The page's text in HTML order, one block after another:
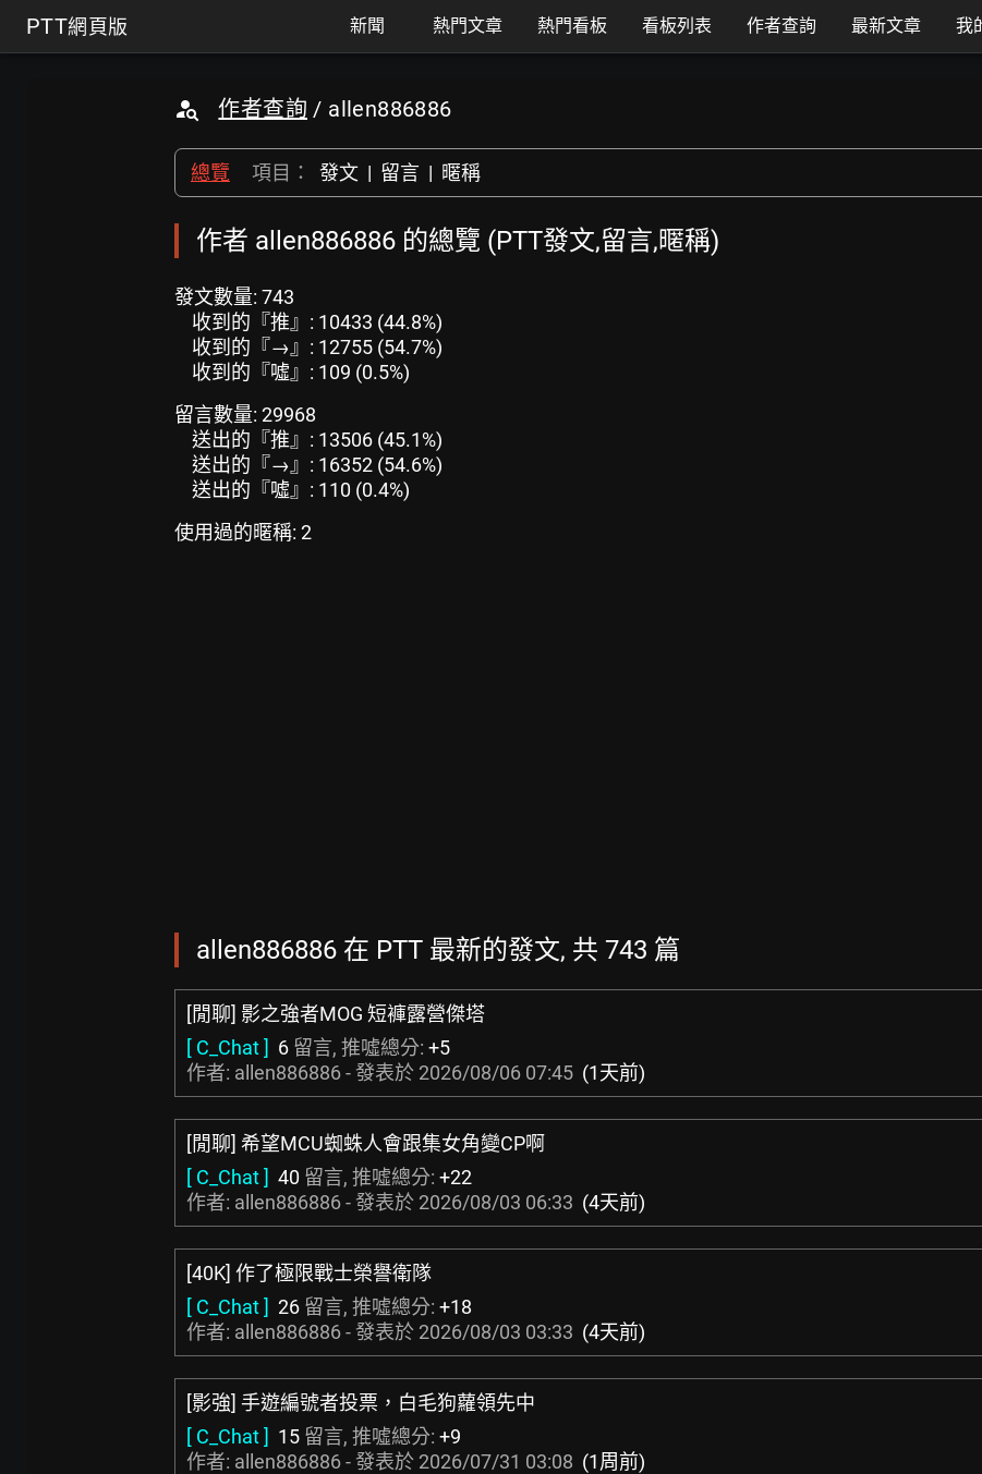
PTT網頁版 新聞 熱門文章 熱門看板 看板列表 作者查詢 最新文章 我
作者查詢 / allen886886
總覽 項目： 發文 | 留言 | 暱稱
作者 allen886886 的總覽 (PTT發文,留言,暱稱)
發文數量: 743
收到的『推』: 10433 (44.8%)
收到的『→』: 12755 (54.7%)
收到的『噓』: 109 (0.5%)
留言數量: 29968
送出的『推』: 13506 (45.1%)
送出的『→』: 16352 (54.6%)
送出的『噓』: 110 (0.4%)
使用過的暱稱: 2
allen886886 在 PTT 最新的發文, 共 743 篇
[閒聊] 影之強者MOG 短褲露營傑塔
[ C_Chat ] 6 留言, 推噓總分: +5
作者: allen886886 - 發表於 2026/08/06 07:45 (1天前)
[閒聊] 希望MCU蜘蛛人會跟集女角變CP啊
[ C_Chat ] 40 留言, 推噓總分: +22
作者: allen886886 - 發表於 2026/08/03 06:33 (4天前)
[40K] 作了極限戰士榮譽衛隊
[ C_Chat ] 26 留言, 推噓總分: +18
作者: allen886886 - 發表於 2026/08/03 03:33 (4天前)
[影強] 手遊編號者投票，白毛狗蘿領先中
[ C_Chat ] 15 留言, 推噓總分: +9
作者: allen886886 - 發表於 2026/07/31 03:08 (1周前)